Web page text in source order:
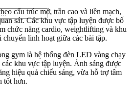
cấu trúc mở, trần cao và liền mạch,
sát. Các khu vực tập luyện được bố
chức năng cardio, weightlifting và khu
linh hoạt giữa các bài tập.
gym là hệ thống đèn LED vàng chạy
khu vực tập luyện. Ánh sáng được
hiệu quả chiếu sáng, vừa hỗ trợ tâm
tốt hơn.